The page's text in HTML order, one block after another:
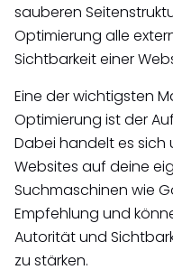
sauberen
Optimierung alle
Sichtbarkeit einer
Eine der wichtigsten
Optimierung ist der
Dabei handelt es sich
Websites auf deine
Suchmaschinen wie
Empfehlung und
Autorität und
zu stärken.